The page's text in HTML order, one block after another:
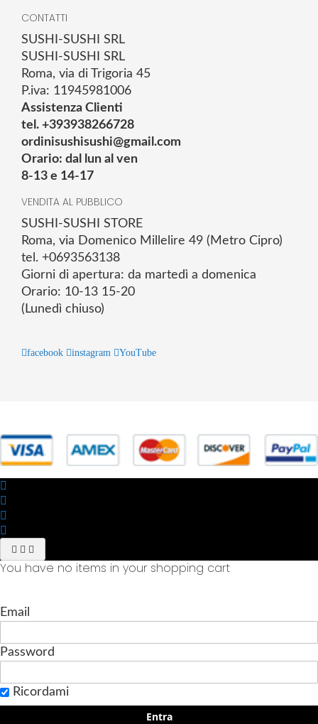
CONTATTI
SUSHI-SUSHI SRL
SUSHI-SUSHI SRL
Roma, via di Trigoria 45
P.iva: 11945981006
Assistenza Clienti
tel. +393938266728
ordinisushisushi@gmail.com
Orario: dal lun al ven
8-13 e 14-17
VENDITA AL PUBBLICO
SUSHI-SUSHI STORE
Roma, via Domenico Millelire 49 (Metro Cipro)
tel. +0693563138
Giorni di apertura: da martedì a domenica
Orario: 10-13 15-20
(Lunedì chiuso)
facebook instagram YouTube
You have no items in your shopping cart
Email
Password
Ricordami
Entra